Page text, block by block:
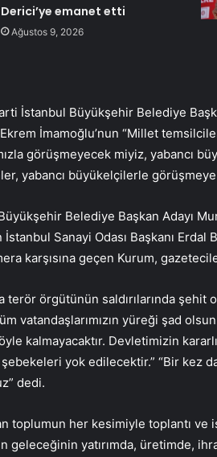
Derici’ye emanet etti
Ağustos 9, 2026
İstanbul Büyükşehir Belediye
İmamoğlu’nun “Millet
görüşmeyecek miyiz, yabancı
yabancı büyükelçilerle görüşmeye
Belediye Başkan Adayı
İstanbul Sanayi Odası Başkanı
karşısına geçen Kurum,
terör örgütünün saldırılarında
vatandaşlarımızın yüreği şad
kalmayacaktır. Devletimizin
şebekeleri yok edilecektir.” “Bir kez
dedi.
toplumun her kesimiyle toplantı
geleceğinin yatırımda, üretimde,